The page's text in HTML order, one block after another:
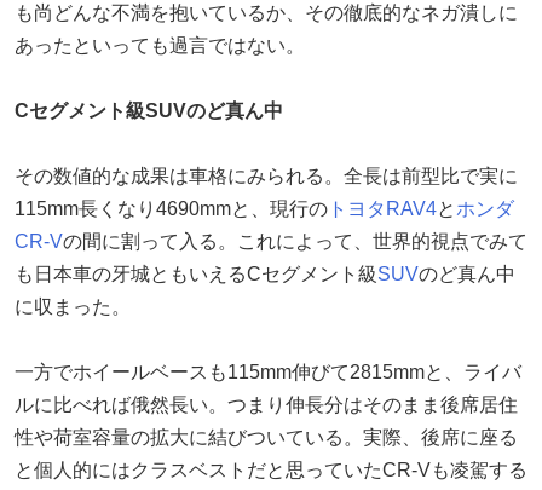
も尚どんな不満を抱いているか、その徹底的なネガ潰しに
あったといっても過言ではない。
Cセグメント級SUVのど真ん中
その数値的な成果は車格にみられる。全長は前型比で実に
115mm長くなり4690mmと、現行の トヨタ RAV4と ホンダ
CR-Vの間に割って入る。これによって、世界的視点でみて
も日本車の牙城ともいえるCセグメント級SUVのど真ん中
に収まった。
一方でホイールベースも115mm伸びて2815mmと、ライバ
ルに比べれば俄然長い。つまり伸長分はそのまま後席居住
性や荷室容量の拡大に結びついている。実際、後席に座る
と個人的にはクラスベストだと思っていたCR-Vも凌駕する